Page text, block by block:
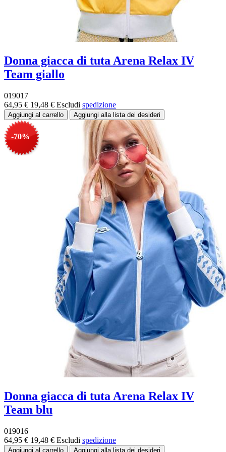
Donna giacca di tuta Arena Relax IV
Team giallo
019017
64,95 € 19,48 € Escludi spedizione
-70%
Donna giacca di tuta Arena Relax IV
Team blu
019016
64,95 € 19,48 € Escludi spedizione